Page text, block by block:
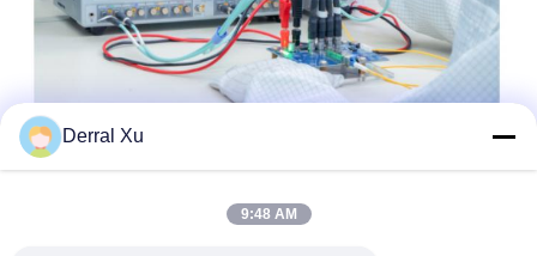
Derral Xu
9:48 AM